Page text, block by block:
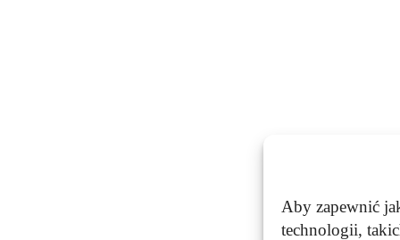
Aby zapewnić
technologii,